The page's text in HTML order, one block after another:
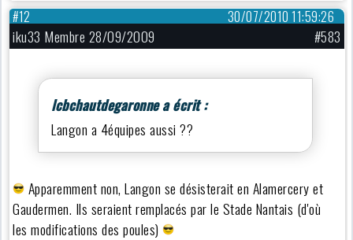
30/07/2010 11:59:26
#12
iku33 Membre 28/09/2009 #583
lcbchautdegaronne a écrit :
Langon a 4équipes aussi ??
Apparemment non, Langon se désisterait en Alamercery et
Gaudermen. Ils seraient remplacés par le Stade Nantais (d'où
les modifications des poules)